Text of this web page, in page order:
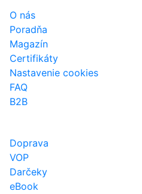
O nás
Poradňa
Magazín
Certifikáty
Nastavenie cookies
FAQ
B2B
Doprava
VOP
Darčeky
eBook